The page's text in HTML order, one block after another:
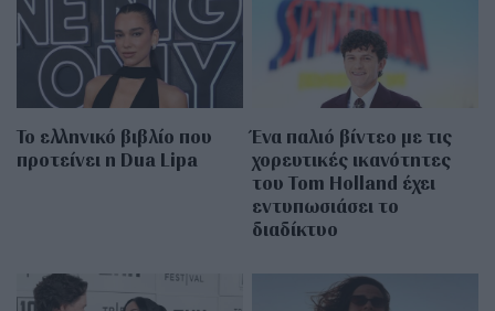
Το ελληνικό βιβλίο που
προτείνει η Dua Lipa
Ένα παλιό βίντεο με τις
χορευτικές ικανότητες
του Tom Holland έχει
εντυπωσιάσει το
διαδίκτυο